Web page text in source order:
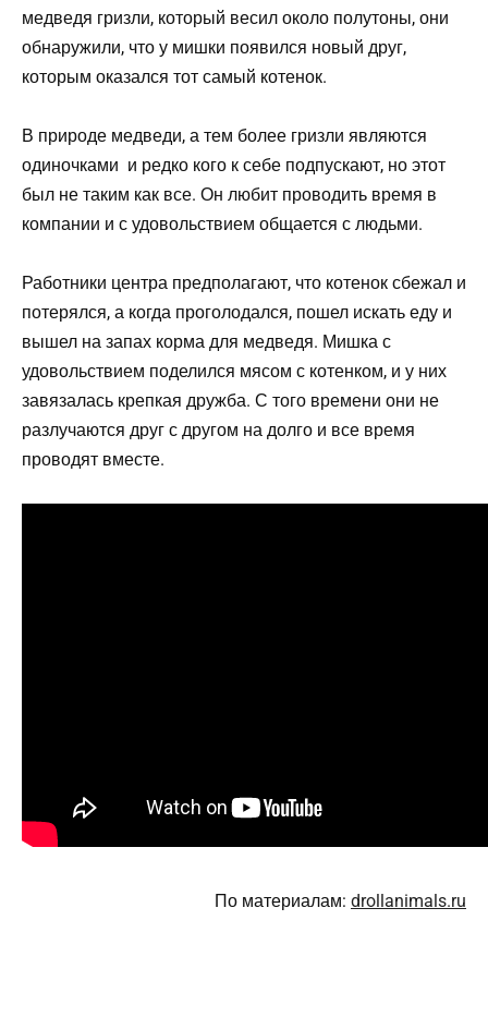
медведя гризли, который весил около полутоны, они
обнаружили, что у мишки появился новый друг,
которым оказался тот самый котенок.
В природе медведи, а тем более гризли являются
одиночками и редко кого к себе подпускают, но этот
был не таким как все. Он любит проводить время в
компании и с удовольствием общается с людьми.
Работники центра предполагают, что котенок сбежал и
потерялся, а когда проголодался, пошел искать еду и
вышел на запах корма для медведя. Мишка с
удовольствием поделился мясом с котенком, и у них
завязалась крепкая дружба. С того времени они не
разлучаются друг с другом на долго и все время
проводят вместе.
По материалам: drollanimals.ru